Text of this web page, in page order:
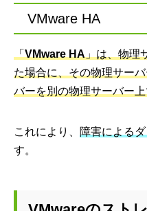
VMware HA
「 VMware HA 」は、物理
た場合に、その物理サー
バーを別の物理サーバー
これにより、 障害による
す。